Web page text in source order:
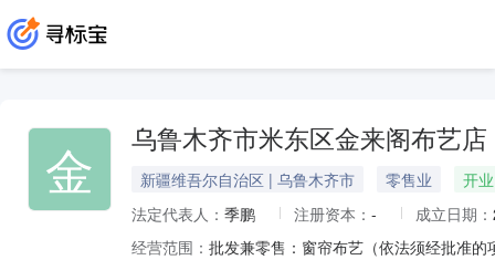
金 乌鲁木齐市米东区金来阁布艺店
新疆维吾尔自治区 | 乌鲁木齐市 零售业
开业
法定代表人： 季鹏 注册资本： - 成立日期：
经营范围： 批发兼零售：窗帘布艺（依法须经批准